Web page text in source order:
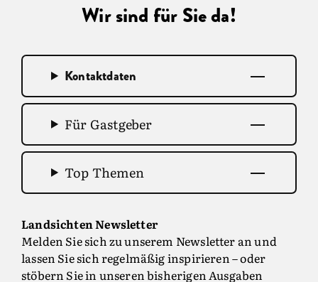
Wir sind für Sie da!
Kontaktdaten
Für Gastgeber
Top Themen
Landsichten Newsletter
Melden Sie sich zu unserem Newsletter an und
lassen Sie sich regelmäßig inspirieren – oder
stöbern Sie in unseren bisherigen Ausgaben